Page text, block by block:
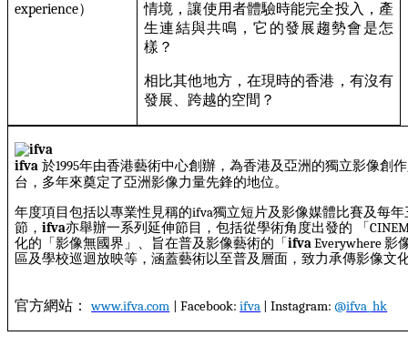
experience）
情境，讓使用者體驗時能完全投入，產
生連結與共鳴，它的發展趨勢會是怎
樣？
相比其他地方，在現時的香港，有沒有
發展、跨越的空間？
ifva 於1995年由香港藝術中心創辦，為香港及亞洲的獨立影像創
台，多年來奠定了亞洲影像力量先鋒的地位。
年度項目包括以專業性見稱的ifva獨立短片及影像媒體比賽及每
節，ifva亦舉辦一系列延伸節目，包括從學術角度出發的 「
化的「影像無國界」、旨在普及影像藝術的「ifvaEverywhere影
區及學校巡迴放映等，涵蓋藝術以至普及層面，致力承傳影像文
官方網站 ： www.ifva.com | Facebook:ifva | Instagram:@ifva_hk